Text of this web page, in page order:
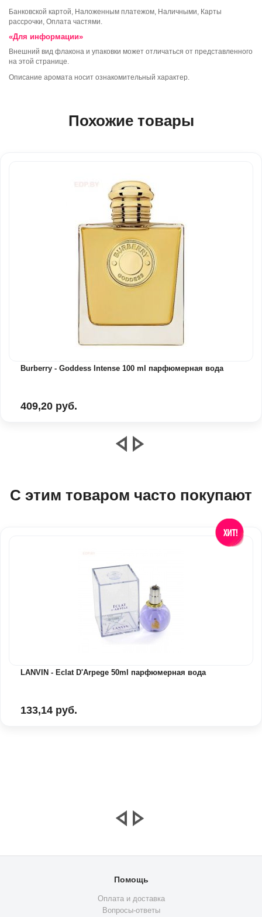
Банковской картой, Наложенным платежом, Наличными, Карты
рассрочки, Оплата частями.
«Для информации»
Внешний вид флакона и упаковки может отличаться от представленного
на этой странице.
Описание аромата носит ознакомительный характер.
Похожие товары
Burberry - Goddess Intense 100 ml парфюмерная вода
409,20 руб.
С этим товаром часто покупают
LANVIN - Eclat D'Arpege 50ml парфюмерная вода
133,14 руб.
Помощь
Оплата и доставка
Вопросы-ответы